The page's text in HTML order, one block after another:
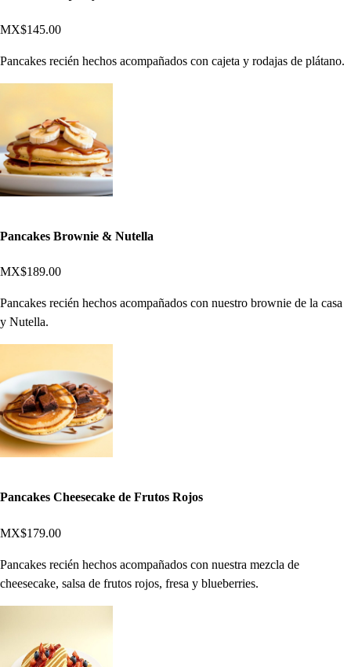
MX$145.00
Pancakes recién hechos acompañados con cajeta y rodajas de plátano.
Pancakes Brownie & Nutella
MX$189.00
Pancakes recién hechos acompañados con nuestro brownie de la casa
y Nutella.
Pancakes Cheesecake de Frutos Rojos
MX$179.00
Pancakes recién hechos acompañados con nuestra mezcla de
cheesecake, salsa de frutos rojos, fresa y blueberries.